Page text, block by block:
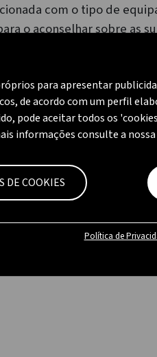
com o tipo de
o aconselhar sobre as
pedir gás?
ao
uma
para apresentar
de acordo com um perfil
pode aceitar todos os
informações consulte a nossa
DE COOKIES
Política de